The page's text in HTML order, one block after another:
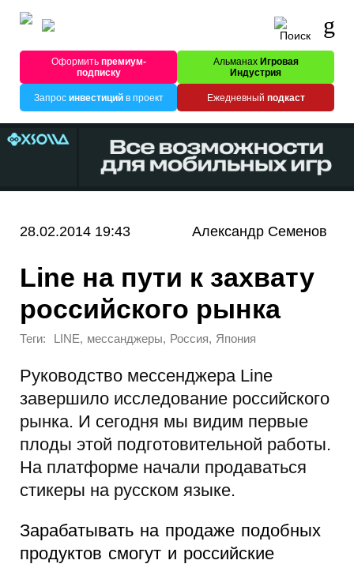
Оформитьпремиум-
подписку
Альманах Игровая
Индустрия
Запрос инвестицийв проект Ежедневный подкаст
28.02.2014 19:43 Александр Семенов
Line на пути к захвату
российского рынка
Теги: LINE, мессанджеры, Россия, Япония
Руководство мессенджера Line
завершило исследование российского
рынка. И сегодня мы видим первые
плоды этой подготовительной работы.
На платформе начали продаваться
стикеры на русском языке.
Зарабатывать на продаже подобных
продуктов смогут и российские